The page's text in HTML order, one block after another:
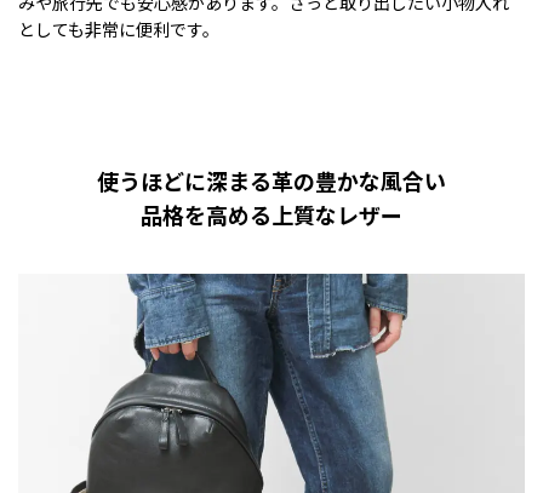
としても非常に便利です。
使うほどに深まる革の豊かな風合い
品格を高める上質なレザー